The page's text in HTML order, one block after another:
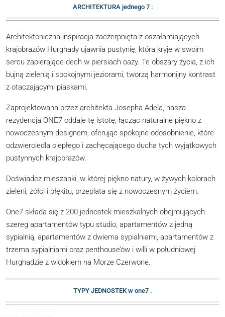
ARCHITEKTURA jednego 7 :
Architektoniczna inspiracja zaczerpnięta z oszałamiających
krajobrazów Hurghady ujawnia pustynię, która kryje w swoim
sercu zapierające dech w piersiach oazy. Te obszary życia, z ich
bujną zielenią i spokojnymi jeziorami, tworzą harmonijny kontrast
z otaczającymi piaskami.
Zaprojektowana przez architekta Josepha Adela, nasza
rezydencja ONE7 oddaje tę istotę, łącząc naturalne piękno z
nowoczesnym designem, oferując spokojne odosobnienie, które
odzwierciedla ciepłego i zachęcającego ducha tych wyjątkowych
pustynnych krajobrazów.
Doświadcz mieszanki, w której piękno natury, w żywych kolorach
zieleni, żółci i błękitu, przeplata się z nowoczesnym życiem.
One7 składa się z 200 jednostek mieszkalnych obejmujących
szereg apartamentów typu studio, apartamentów z jedną
sypialnią, apartamentów z dwiema sypialniami, apartamentów z
trzema sypialniami oraz penthouse’ów i willi w południowej
Hurghadzie z widokiem na Morze Czerwone.
TYPY JEDNOSTEK w one7 .